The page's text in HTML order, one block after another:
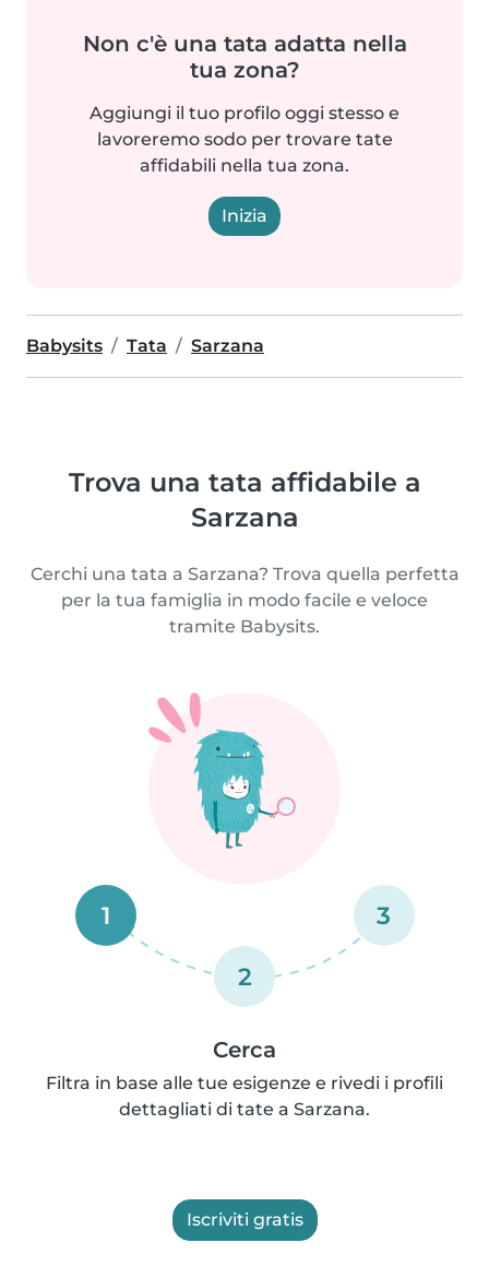
Non c'è una tata adatta nella
tua zona?
Aggiungi il tuo profilo oggi stesso e
lavoreremo sodo per trovare tate
affidabili nella tua zona.
Inizia
Babysits Tata Sarzana
Trova una tata affidabile a
Sarzana
Cerchi una tata a Sarzana? Trova quella perfetta
per la tua famiglia in modo facile e veloce
tramite Babysits.
1
2
3
Cerca
Filtra in base alle tue esigenze e rivedi i profili
dettagliati di tate a Sarzana.
Iscriviti gratis